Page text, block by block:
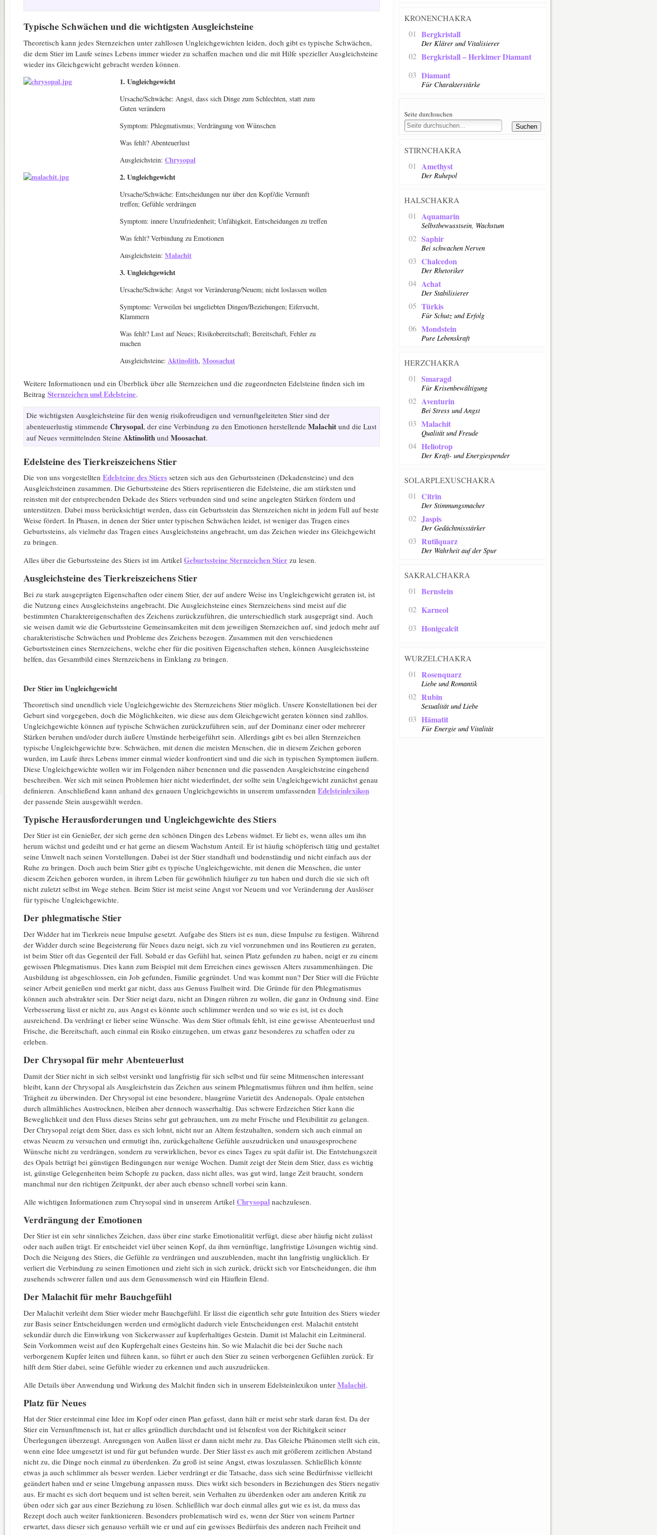
Typische Schwächen und die wichtigsten Ausgleichsteine
Theoretisch kann jedes Sternzeichen unter zahllosen Ungleichgewichten leiden, doch gibt es typische Schwächen,
die dem Stier im Laufe seines Lebens immer wieder zu schaffen machen und die mit Hilfe spezieller Ausgleichsteine
wieder ins Gleichgewicht gebracht werden können.
1. Ungleichgewicht
Ursache/Schwäche: Angst, dass sich Dinge zum Schlechten, statt zum
Guten verändern
Symptom: Phlegmatismus; Verdrängung von Wünschen
Was fehlt? Abenteuerlust
Ausgleichstein: Chrysopal
2. Ungleichgewicht
Ursache/Schwäche: Entscheidungen nur über den Kopf/die Vernunft
treffen; Gefühle verdrängen
Symptom: innere Unzufriedenheit; Unfähigkeit, Entscheidungen zu treffen
Was fehlt? Verbindung zu Emotionen
Ausgleichstein: Malachit
3. Ungleichgewicht
Ursache/Schwäche: Angst vor Veränderung/Neuem; nicht loslassen wollen
Symptome: Verweilen bei ungeliebten Dingen/Beziehungen; Eifersucht,
Klammern
Was fehlt? Lust auf Neues; Risikobereitschaft; Bereitschaft, Fehler zu
machen
Ausgleichsteine: Aktinolith, Moosachat
Weitere Informationen und ein Überblick über alle Sternzeichen und die zugeordneten Edelsteine finden sich im
Beitrag Sternzeichen und Edelsteine.
Die wichtigsten Ausgleichsteine für den wenig risikofreudigen und vernunftgeleiteten Stier sind der
abenteuerlustig stimmende Chrysopal, der eine Verbindung zu den Emotionen herstellende Malachit und die Lust
auf Neues vermittelnden Steine Aktinolith und Moosachat.
Edelsteine des Tierkreiszeichens Stier
Die von uns vorgestellten Edelsteine des Stiers setzen sich aus den Geburtssteinen (Dekadensteine) und den
Ausgleichsteinen zusammen. Die Geburtssteine des Stiers repräsentieren die Edelsteine, die am stärksten und
reinsten mit der entsprechenden Dekade des Stiers verbunden sind und seine angelegten Stärken fördern und
unterstützen. Dabei muss berücksichtigt werden, dass ein Geburtsstein das Sternzeichen nicht in jedem Fall auf beste
Weise fördert. In Phasen, in denen der Stier unter typischen Schwächen leidet, ist weniger das Tragen eines
Geburtssteins, als vielmehr das Tragen eines Ausgleichsteins angebracht, um das Zeichen wieder ins Gleichgewicht
zu bringen.
Alles über die Geburtssteine des Stiers ist im Artikel Geburtssteine Sternzeichen Stier zu lesen.
Ausgleichsteine des Tierkreiszeichens Stier
Bei zu stark ausgeprägten Eigenschaften oder einem Stier, der auf andere Weise ins Ungleichgewicht geraten ist, ist
die Nutzung eines Ausgleichsteins angebracht. Die Ausgleichsteine eines Sternzeichens sind meist auf die
bestimmten Charaktereigenschaften des Zeichens zurückzuführen, die unterschiedlich stark ausgeprägt sind. Auch
sie weisen damit wie die Geburtssteine Gemeinsamkeiten mit dem jeweiligen Sternzeichen auf, sind jedoch mehr auf
charakteristische Schwächen und Probleme des Zeichens bezogen. Zusammen mit den verschiedenen
Geburtssteinen eines Sternzeichens, welche eher für die positiven Eigenschaften stehen, können Ausgleichssteine
helfen, das Gesamtbild eines Sternzeichens in Einklang zu bringen.
Der Stier im Ungleichgewicht
Theoretisch sind unendlich viele Ungleichgewichte des Sternzeichens Stier möglich. Unsere Konstellationen bei der
Geburt sind vorgegeben, doch die Möglichkeiten, wie diese aus dem Gleichgewicht geraten können sind zahllos.
Ungleichgewichte können auf typische Schwächen zurückzuführen sein, auf der Dominanz einer oder mehrerer
Stärken beruhen und/oder durch äußere Umstände herbeigeführt sein. Allerdings gibt es bei allen Sternzeichen
typische Ungleichgewichte bzw. Schwächen, mit denen die meisten Menschen, die in diesem Zeichen geboren
wurden, im Laufe ihres Lebens immer einmal wieder konfrontiert sind und die sich in typischen Symptomen äußern.
Diese Ungleichgewichte wollen wir im Folgenden näher benennen und die passenden Ausgleichsteine eingehend
beschreiben. Wer sich mit seinen Problemen hier nicht wiederfindet, der sollte sein Ungleichgewicht zunächst genau
definieren. Anschließend kann anhand des genauen Ungleichgewichts in unserem umfassenden Edelsteinlexikon
der passende Stein ausgewählt werden.
Typische Herausforderungen und Ungleichgewichte des Stiers
Der Stier ist ein Genießer, der sich gerne den schönen Dingen des Lebens widmet. Er liebt es, wenn alles um ihn
herum wächst und gedeiht und er hat gerne an diesem Wachstum Anteil. Er ist häufig schöpferisch tätig und gestaltet
seine Umwelt nach seinen Vorstellungen. Dabei ist der Stier standhaft und bodenständig und nicht einfach aus der
Ruhe zu bringen. Doch auch beim Stier gibt es typische Ungleichgewichte, mit denen die Menschen, die unter
diesem Zeichen geboren wurden, in ihrem Leben für gewöhnlich häufiger zu tun haben und durch die sie sich oft
nicht zuletzt selbst im Wege stehen. Beim Stier ist meist seine Angst vor Neuem und vor Veränderung der Auslöser
für typische Ungleichgewichte.
Der phlegmatische Stier
Der Widder hat im Tierkreis neue Impulse gesetzt. Aufgabe des Stiers ist es nun, diese Impulse zu festigen. Während
der Widder durch seine Begeisterung für Neues dazu neigt, sich zu viel vorzunehmen und ins Routieren zu geraten,
ist beim Stier oft das Gegenteil der Fall. Sobald er das Gefühl hat, seinen Platz gefunden zu haben, neigt er zu einem
gewissen Phlegmatismus. Dies kann zum Beispiel mit dem Erreichen eines gewissen Alters zusammenhängen. Die
Ausbildung ist abgeschlossen, ein Job gefunden, Familie gegründet. Und was kommt nun? Der Stier will die Früchte
seiner Arbeit genießen und merkt gar nicht, dass aus Genuss Faulheit wird. Die Gründe für den Phlegmatismus
können auch abstrakter sein. Der Stier neigt dazu, nicht an Dingen rühren zu wollen, die ganz in Ordnung sind. Eine
Verbesserung lässt er nicht zu, aus Angst es könnte auch schlimmer werden und so wie es ist, ist es doch
ausreichend. Da verdrängt er lieber seine Wünsche. Was dem Stier oftmals fehlt, ist eine gewisse Abenteuerlust und
Frische, die Bereitschaft, auch einmal ein Risiko einzugehen, um etwas ganz besonderes zu schaffen oder zu
erleben.
Der Chrysopal für mehr Abenteuerlust
Damit der Stier nicht in sich selbst versinkt und langfristig für sich selbst und für seine Mitmenschen interessant
bleibt, kann der Chrysopal als Ausgleichstein das Zeichen aus seinem Phlegmatismus führen und ihm helfen, seine
Trägheit zu überwinden. Der Chrysopal ist eine besondere, blaugrüne Varietät des Andenopals. Opale entstehen
durch allmähliches Austrocknen, bleiben aber dennoch wasserhaltig. Das schwere Erdzeichen Stier kann die
Beweglichkeit und den Fluss dieses Steins sehr gut gebrauchen, um zu mehr Frische und Flexibilität zu gelangen.
Der Chrysopal zeigt dem Stier, dass es sich lohnt, nicht nur an Altem festzuhalten, sondern sich auch einmal an
etwas Neuem zu versuchen und ermutigt ihn, zurückgehaltene Gefühle auszudrücken und unausgesprochene
Wünsche nicht zu verdrängen, sondern zu verwirklichen, bevor es eines Tages zu spät dafür ist. Die Entstehungszeit
des Opals beträgt bei günstigen Bedingungen nur wenige Wochen. Damit zeigt der Stein dem Stier, dass es wichtig
ist, günstige Gelegenheiten beim Schopfe zu packen, dass nicht alles, was gut wird, lange Zeit braucht, sondern
manchmal nur den richtigen Zeitpunkt, der aber auch ebenso schnell vorbei sein kann.
Alle wichtigen Informationen zum Chrysopal sind in unserem Artikel Chrysopal nachzulesen.
Verdrängung der Emotionen
Der Stier ist ein sehr sinnliches Zeichen, dass über eine starke Emotionalität verfügt, diese aber häufig nicht zulässt
oder nach außen trägt. Er entscheidet viel über seinen Kopf, da ihm vernünftige, langfristige Lösungen wichtig sind.
Doch die Neigung des Stiers, die Gefühle zu verdrängen und auszublenden, macht ihn langfristig unglücklich. Er
verliert die Verbindung zu seinen Emotionen und zieht sich in sich zurück, drückt sich vor Entscheidungen, die ihm
zusehends schwerer fallen und aus dem Genussmensch wird ein Häuflein Elend.
Der Malachit für mehr Bauchgefühl
Der Malachit verleiht dem Stier wieder mehr Bauchgefühl. Er lässt die eigentlich sehr gute Intuition des Stiers wieder
zur Basis seiner Entscheidungen werden und ermöglicht dadurch viele Entscheidungen erst. Malachit entsteht
sekundär durch die Einwirkung von Sickerwasser auf kupferhaltiges Gestein. Damit ist Malachit ein Leitmineral.
Sein Vorkommen weist auf den Kupfergehalt eines Gesteins hin. So wie Malachit die bei der Suche nach
verborgenem Kupfer leiten und führen kann, so führt er auch den Stier zu seinen verborgenen Gefühlen zurück. Er
hilft dem Stier dabei, seine Gefühle wieder zu erkennen und auch auszudrücken.
Alle Details über Anwendung und Wirkung des Malchit finden sich in unserem Edelsteinlexikon unter Malachit.
Platz für Neues
Hat der Stier ersteinmal eine Idee im Kopf oder einen Plan gefasst, dann hält er meist sehr stark daran fest. Da der
Stier ein Vernunftmensch ist, hat er alles gründlich durchdacht und ist felsenfest von der Richitgkeit seiner
Überlegungen überzeugt. Anregungen von Außen lässt er dann nicht mehr zu. Das Gleiche Phänomen stellt sich ein,
wenn eine Idee umgesetzt ist und für gut befunden wurde. Der Stier lässt es auch mit größerem zeitlichen Abstand
nicht zu, die Dinge noch einmal zu überdenken. Zu groß ist seine Angst, etwas loszulassen. Schließlich könnte
etwas ja auch schlimmer als besser werden. Lieber verdrängt er die Tatsache, dass sich seine Bedürfnisse vielleicht
geändert haben und er seine Umgebung anpassen muss. Dies wirkt sich besonders in Beziehungen des Stiers negativ
aus. Er macht es sich dort bequem und ist selten bereit, sein Verhalten zu überdenken oder am anderen Kritik zu
üben oder sich gar aus einer Beziehung zu lösen. Schließlich war doch einmal alles gut wie es ist, da muss das
Rezept doch auch weiter funktionieren. Besonders problematisch wird es, wenn der Stier von seinem Partner
erwartet, dass dieser sich genauso verhält wie er und auf ein gewisses Bedürfnis des anderen nach Freiheit und
KRONENCHAKRA
01
Bergkristall
Der Klärer und Vitalisierer
02 Bergkristall – Herkimer Diamant
03 Diamant
Für Charakterstärke
Seite durchsuchen
STIRNCHAKRA
01
Amethyst
Der Ruhepol
HALSCHAKRA
01
Aquamarin
Selbstbewusstsein, Wachstum
02 Saphir
Bei schwachen Nerven
03 Chalcedon
Der Rhetoriker
04 Achat
Der Stabilisierer
05 Türkis
Für Schutz und Erfolg
06 Mondstein
Pure Lebenskraft
HERZCHAKRA
01
Smaragd
Für Krisenbewältigung
02 Aventurin
Bei Stress und Angst
03 Malachit
Qualität und Freude
04 Heliotrop
Der Kraft- und Energiespender
SOLARPLEXUSCHAKRA
01
Citrin
Der Stimmungsmacher
02 Jaspis
Der Gedächtnisstärker
03 Rutilquarz
Der Wahrheit auf der Spur
SAKRALCHAKRA
01
Bernstein
02 Karneol
03 Honigcalcit
WURZELCHAKRA
01
Rosenquarz
Liebe und Romantik
02 Rubin
Sexualität und Liebe
03 Hämatit
Für Energie und Vitalität